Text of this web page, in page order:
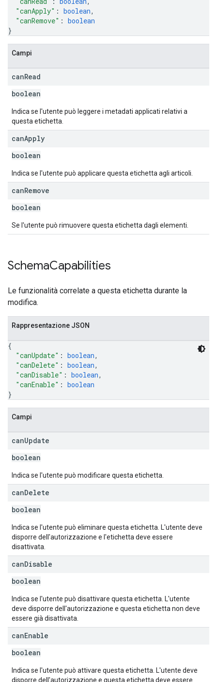
"canApply" : boolean,
"canRemove" : boolean
}
Campi
canRead
boolean
Indica se l'utente può leggere i metadati applicati relativi a
questa etichetta.
canApply
boolean
Indica se l'utente può applicare questa etichetta agli articoli.
canRemove
boolean
Se l'utente può rimuovere questa etichetta dagli elementi.
SchemaCapabilities
Le funzionalità correlate a questa etichetta durante la
modifica.
Rappresentazione JSON
{
"canUpdate" : boolean,
"canDelete" : boolean,
"canDisable" : boolean,
"canEnable" : boolean
}
Campi
canUpdate
boolean
Indica se l'utente può modificare questa etichetta.
canDelete
boolean
Indica se l'utente può eliminare questa etichetta. L'utente deve
disporre dell'autorizzazione e l'etichetta deve essere
disattivata.
canDisable
boolean
Indica se l'utente può disattivare questa etichetta. L'utente
deve disporre dell'autorizzazione e questa etichetta non deve
essere già disattivata.
canEnable
boolean
Indica se l'utente può attivare questa etichetta. L'utente deve
disporre dell'autorizzazione e questa etichetta deve essere